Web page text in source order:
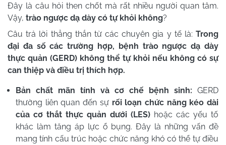
Đây là câu hỏi then chốt mà rất nhiều người quan tâm.
Vậy, trào ngược dạ dày có tự khỏi không?
Câu trả lời thẳng thắn từ các chuyên gia y tế là: Trong
đại đa số các trường hợp, bệnh trào ngược dạ dày
thực quản (GERD) không thể tự khỏi nếu không có sự
can thiệp và điều trị thích hợp.
Bản chất mãn tính và cơ chế bệnh sinh: GERD
thường liên quan đến sự rối loạn chức năng kéo dài
của cơ thắt thực quản dưới (LES) hoặc các yếu tố
khác làm tăng áp lực ổ bụng. Đây là những vấn đề
mang tính cấu trúc hoặc chức năng khó có thể tự điều